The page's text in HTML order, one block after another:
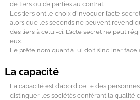
de tiers ou de parties au contrat.
Les tiers ont le choix d’invoquer l’acte
alors que les seconds ne peuvent
des tiers à celui-ci. L’acte secret ne peut
eux.
Le prête nom quant à lui doit s’incliner face
La capacité
La capacité est d’abord celle des
distinguer les sociétés conférant la qualité